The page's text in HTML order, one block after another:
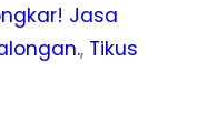
Jasa
, Tikus